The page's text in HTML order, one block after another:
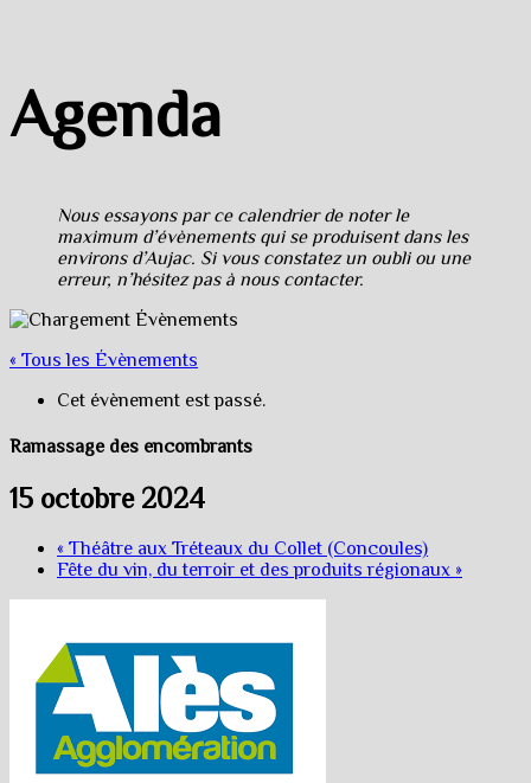
Agenda
Nous essayons par ce calendrier de noter le
maximum d’évènements qui se produisent dans les
environs d’Aujac. Si vous constatez un oubli ou une
erreur, n’hésitez pas à nous contacter.
« Tous les Évènements
Cet évènement est passé.
Ramassage des encombrants
15 octobre 2024
« Théâtre aux Tréteaux du Collet (Concoules)
Fête du vin, du terroir et des produits régionaux »